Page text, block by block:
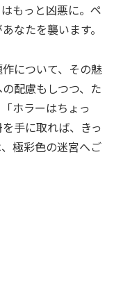
もっと凶悪に。ペ
なたを襲います。
について、その魅
配慮もしつつ、た
ホラーはちょっ
手に取れば、きっ
極彩色の迷宮へご